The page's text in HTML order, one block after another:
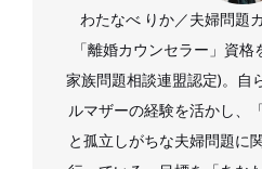
わたなべ りか／夫婦問題
「離婚カウンセラー」資
家族問題相談連盟認定)。自
ルマザーの経験を活かし、
と孤立しがちな夫婦問題に